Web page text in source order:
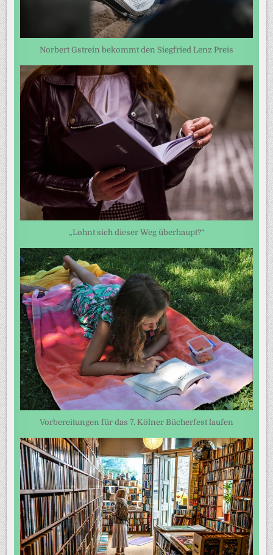
Norbert Gstrein bekommt den Siegfried Lenz Preis
„Lohnt sich dieser Weg überhaupt?“
Vorbereitungen für das 7. Kölner Bücherfest laufen